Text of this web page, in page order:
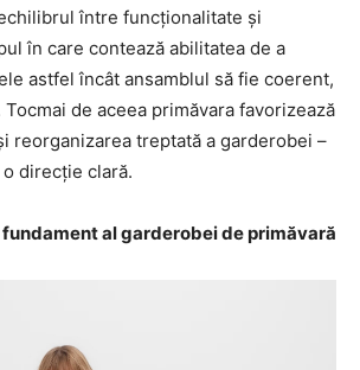
între funcționalitate și
în care contează abilitatea de a
astfel încât ansamblul să fie coerent,
de aceea primăvara favorizează
reorganizarea treptată a garderobei –
direcție clară.
fundament al garderobei de primăvară